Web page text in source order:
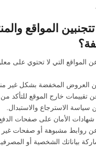
المواقع
عن المواقع التي لا تحتوي على
العروض المخفضة بشكل غير
تقييمات خارج الموقع للتأكد من
سياسة الاسترجاع والاستبدال.
الأمان على صفحات
عن روابط مشبوهة أو صفحات
بياناتك الشخصية أو